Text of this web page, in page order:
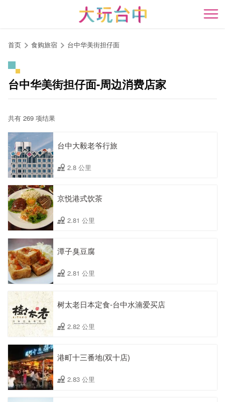
开
首页 食购旅宿 台中华美街担仔面
台中华美街担仔面-周边消费店家
共有 269 项结果
台中大毅老爷行旅
2.8 公里
京悦港式饮茶
2.81 公里
潭子臭豆腐
2.81 公里
树太老日本定食-台中水湳爱买店
2.82 公里
港町十三番地(双十店)
2.83 公里